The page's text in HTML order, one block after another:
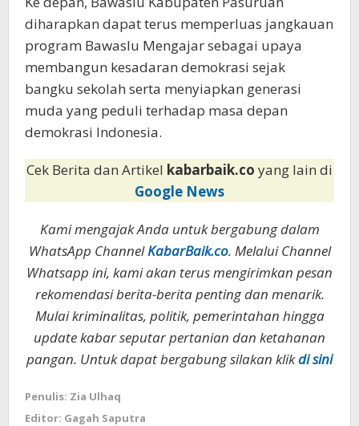
diharapkan dapat terus memperluas jangkauan
program Bawaslu Mengajar sebagai upaya
membangun kesadaran demokrasi sejak
bangku sekolah serta menyiapkan generasi
muda yang peduli terhadap masa depan
demokrasi Indonesia.
Cek Berita dan Artikel kabarbaik.co yang lain di
Google News
Kami mengajak Anda untuk bergabung dalam
WhatsApp ChannelKabarBaik.co. Melalui Channel
Whatsapp ini, kami akan terus mengirimkan pesan
rekomendasi berita-berita penting dan menarik.
Mulai kriminalitas, politik, pemerintahan hingga
update kabar seputar pertanian dan ketahanan
pangan. Untuk dapat bergabung silakan klikdi sini
Penulis: Zia Ulhaq
Editor: Gagah Saputra